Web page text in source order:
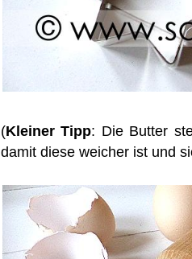
(Kleiner Tipp: Die Butter
damit diese weicher ist und